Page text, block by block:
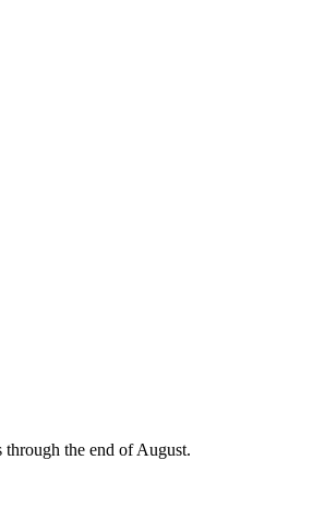
through the end of August.